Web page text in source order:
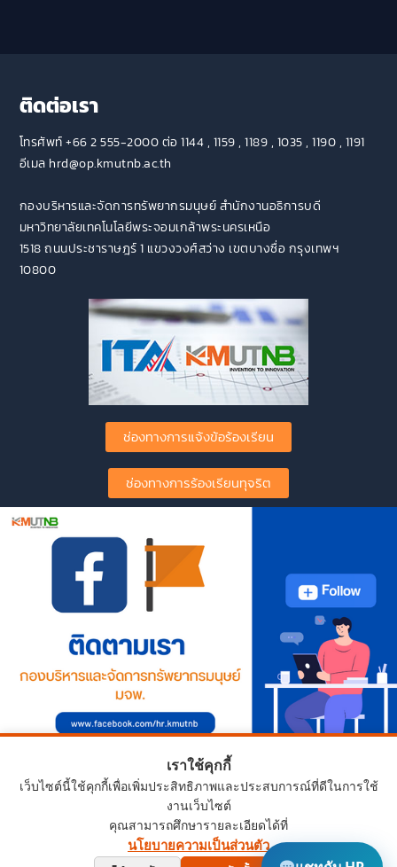
เราใช้คุกกี้
เว็บไซต์นี้ใช้คุกกี้เพื่อเพิ่มประสิทธิภาพและประสบการณ์ที่ดีในการใช้
งานเว็บไซต์
คุณสามารถศึกษารายละเอียดได้ที่
นโยบายความเป็นส่วนตัว
ติดต่อเรา
โทรศัพท์ +66 2 555-2000 ต่อ 1144 , 1159 , 1189 , 1035 , 1190 , 1191
อีเมล hrd@op.kmutnb.ac.th
กองบริหารและจัดการทรัพยากรมนุษย์ สำนักงานอธิการบดี
มหาวิทยาลัยเทคโนโลยีพระจอมเกล้าพระนครเหนือ
1518 ถนนประชาราษฎร์ 1 แขวงวงศ์สว่าง เขตบางซื่อ กรุงเทพฯ
10800
ช่องทางการแจ้งข้อร้องเรียน
ช่องทางการร้องเรียนทุจริต
Copyright © 2024 HRD.KMUTNB.AC.TH